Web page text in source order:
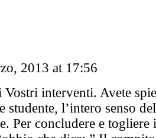
2013 at 17:56
Vostri interventi. Avete
studente, l’intero senso
Per concludere e